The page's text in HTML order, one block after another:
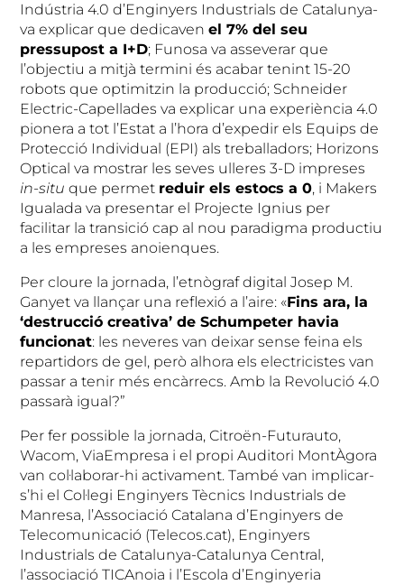
Indústria 4.0 d’Enginyers Industrials de Catalunya-
va explicar que dedicavenel 7% del seu
pressupost a I+D; Funosa va asseverar que
l’objectiu a mitjà termini és acabar tenint 15-20
robots que optimitzin la producció; Schneider
Electric-Capellades va explicar una experiència 4.0
pionera a tot l’Estat a l’hora d’expedir els Equips de
Protecció Individual (EPI) als treballadors; Horizons
Optical va mostrar les seves ulleres 3-D impreses
in-situ que permet reduir els estocs a 0, i Makers
Igualada va presentar el Projecte Ignius per
facilitar la transició cap al nou paradigma productiu
a les empreses anoienques.
Per cloure la jornada, l’etnògraf digital Josep M.
Ganyet va llançar una reflexió a l’aire: «Fins ara, la
‘destrucció creativa’ de Schumpeter havia
funcionat: les neveres van deixar sense feina els
repartidors de gel, però alhora els electricistes van
passar a tenir més encàrrecs. Amb la Revolució 4.0
passarà igual?”
Per fer possible la jornada, Citroën-Futurauto,
Wacom, ViaEmpresa i el propi Auditori MontÀgora
van col·laborar-hi activament. També van implicar-
s’hi el Col·legi Enginyers Tècnics Industrials de
Manresa, l’Associació Catalana d’Enginyers de
Telecomunicació (Telecos.cat), Enginyers
Industrials de Catalunya-Catalunya Central,
l’associació TICAnoia i l’Escola d’Enginyeria